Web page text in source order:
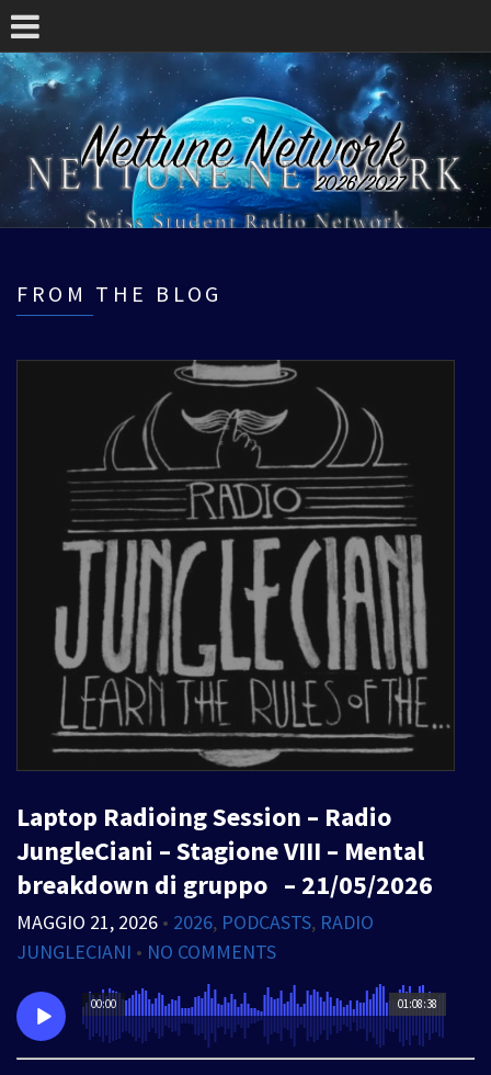
FROM THE BLOG
Laptop Radioing Session – Radio
JungleCiani – Stagione VIII – Mental
breakdown di gruppo – 21/05/2026
MAGGIO 21, 2026 • 2026, PODCASTS, RADIO
JUNGLECIANI • NO COMMENTS
01:08:38
00:00